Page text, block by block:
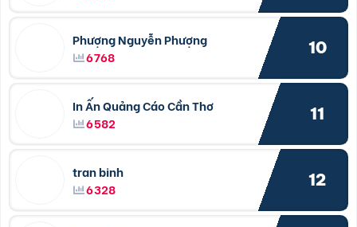
Phượng Nguyễn Phượng
6768
10
In Ấn Quảng Cáo Cần Thơ
6582
11
tran binh
6328
12